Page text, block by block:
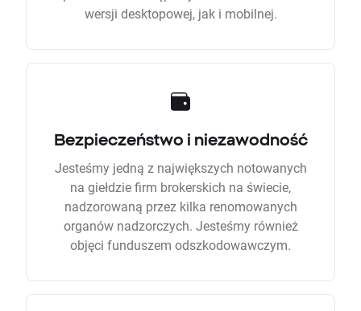
wersji desktopowej, jak i mobilnej.
Bezpieczeństwo i niezawodność
Jesteśmy jedną z największych notowanych
na giełdzie firm brokerskich na świecie,
nadzorowaną przez kilka renomowanych
organów nadzorczych. Jesteśmy również
objęci funduszem odszkodowawczym.